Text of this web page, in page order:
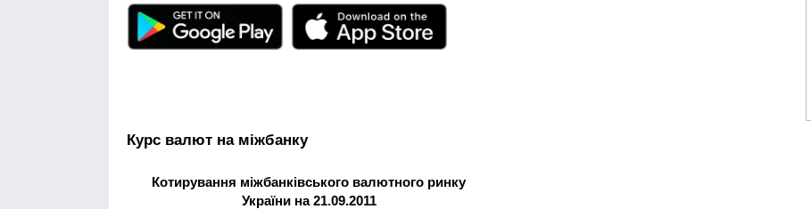
Курс валют на міжбанку
Котирування міжбанківського валютного ринку
України на 21.09.2011